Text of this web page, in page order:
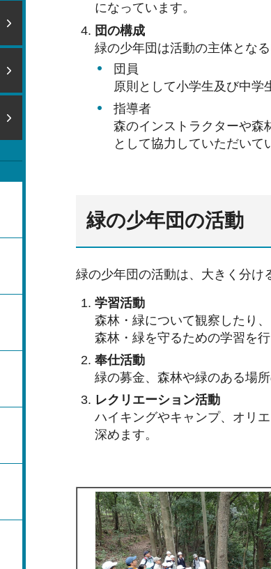
になっています。
団の構成
緑の少年団は活動の主体とな
団員
原則として小学生及び中学
指導者
森のインストラクターや森
として協力していただいて
緑の少年団の活動
緑の少年団の活動は、大きく分け
学習活動
森林・緑について観察したり
森林・緑を守るための学習を
奉仕活動
緑の募金、森林や緑のある場
レクリエーション活動
ハイキングやキャンプ、オリ
深めます。